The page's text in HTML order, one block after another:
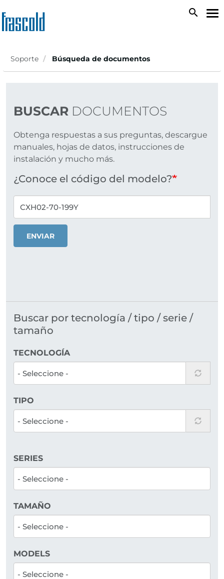
to
main
search
Soporte Búsqueda de documentos
BUSCAR DOCUMENTOS
Obtenga respuestas a sus preguntas, descargue
manuales, hojas de datos, instrucciones de
instalación y mucho más.
¿Conoce el código del modelo?
ENVIAR
Buscar por tecnología / tipo / serie /
tamaño
TECNOLOGÍA
TIPO
SERIES
TAMAÑO
MODELS